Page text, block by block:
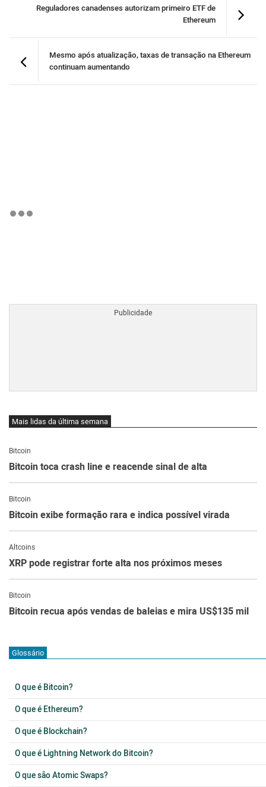
Reguladores canadenses autorizam primeiro ETF de
Ethereum
Mesmo após atualização, taxas de transação na Ethereum
continuam aumentando
Mais lidas da última semana
Bitcoin
Bitcoin toca crash line e reacende sinal de alta
Bitcoin
Bitcoin exibe formação rara e indica possível virada
Altcoins
XRP pode registrar forte alta nos próximos meses
Bitcoin
Bitcoin recua após vendas de baleias e mira US$135 mil
Glossário
O que é Bitcoin?
O que é Ethereum?
O que é Blockchain?
O que é Lightning Network do Bitcoin?
O que são Atomic Swaps?